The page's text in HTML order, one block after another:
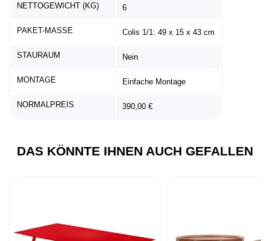
NETTOGEWICHT (KG) 6
PAKET-MASSE Colis 1/1: 49 x 15 x 43 cm
STAURAUM Nein
MONTAGE Einfache Montage
NORMALPREIS 390,00 €
DAS KÖNNTE IHNEN AUCH GEFALLEN